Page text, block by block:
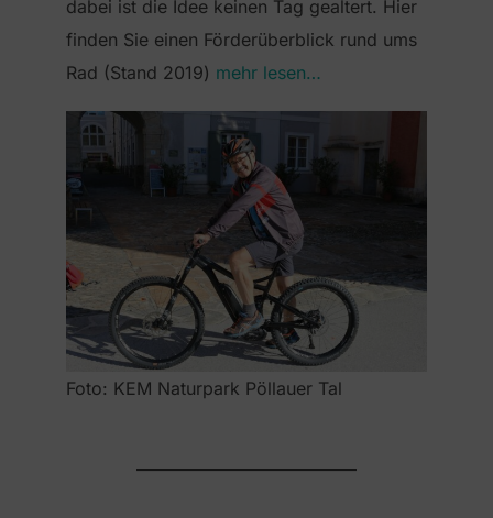
dabei ist die Idee keinen Tag gealtert. Hier
finden Sie einen Förderüberblick rund ums
Rad (Stand 2019) mehr lesen…
Foto: KEM Naturpark Pöllauer Tal